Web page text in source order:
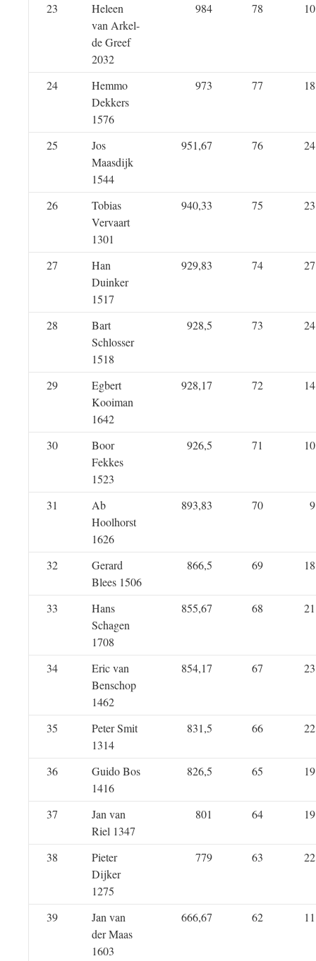
23
Heleen
van Arkel-
de Greef
2032
984 78 10
24
Hemmo
Dekkers
1576
973 77 18
25
Jos
Maasdijk
1544
951,67 76 24
26
Tobias
Vervaart
1301
940,33 75 23
27
Han
Duinker
1517
929,83 74 27
28
Bart
Schlosser
1518
928,5 73 24
29
Egbert
Kooiman
1642
928,17 72 14
30
Boor
Fekkes
1523
926,5 71 10
31
Ab
Hoolhorst
1626
893,83 70 9
32
Gerard
Blees 1506
866,5 69 18
33
Hans
Schagen
1708
855,67 68 21
34
Eric van
Benschop
1462
854,17 67 23
35
Peter Smit
1314
831,5 66 22
36
Guido Bos
1416
826,5 65 19
37
Jan van
Riel 1347
801 64 19
38
Pieter
Dijker
1275
779 63 22
39
Jan van
der Maas
1603
666,67 62 11